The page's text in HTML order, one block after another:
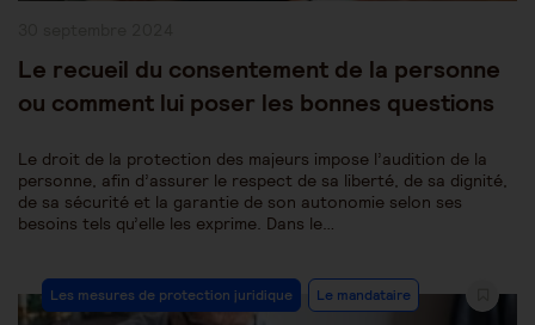
Le recueil du consentement de la personne
ou comment lui poser les bonnes questions
Le droit de la protection des majeurs impose l’audition de la
personne, afin d’assurer le respect de sa liberté, de sa dignité,
de sa sécurité et la garantie de son autonomie selon ses
besoins tels qu’elle les exprime. Dans le…
Post
Category:
Les mesures de protection juridique Le mandataire